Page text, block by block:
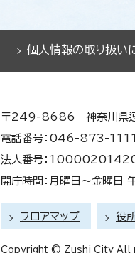
個人情報の取り扱い
〒249-8686 神奈川県
電話番号：046-873-1111
法人番号：
開庁時間：月曜日～金曜日
フロアマップ 役
Copyright © Zushi City All